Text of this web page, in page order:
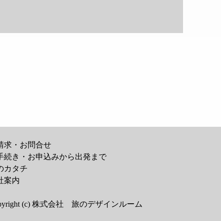
求・お問合せ
続き・お申込みから出発まで
カタチ
案内
(c) 株式会社 旅のデザインルーム